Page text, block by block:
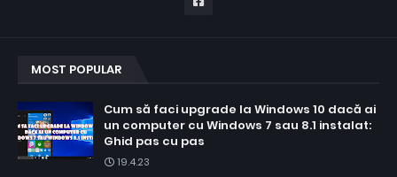
MOST POPULAR
Cum să faci upgrade la Windows 10 dacă ai
un computer cu Windows 7 sau 8.1 instalat:
Ghid pas cu pas
19.4.23